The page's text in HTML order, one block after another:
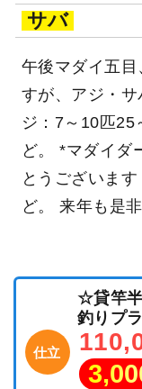
サバ
午後マダイ五
すが、アジ・
ジ：7～10匹25
ど。 *マダイダ
とうございま
ど。 来年も是
仕立
☆貸竿
釣りプ